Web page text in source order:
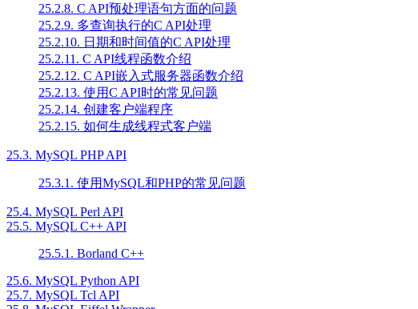
25.2.8. C API预处理语句方面的问题
25.2.9. 多查询执行的C API处理
25.2.10. 日期和时间值的C API处理
25.2.11. C API线程函数介绍
25.2.12. C API嵌入式服务器函数介绍
25.2.13. 使用C API时的常见问题
25.2.14. 创建客户端程序
25.2.15. 如何生成线程式客户端
25.3. MySQL PHP API
25.3.1. 使用MySQL和PHP的常见问题
25.4. MySQL Perl API
25.5. MySQL C++ API
25.5.1. Borland C++
25.6. MySQL Python API
25.7. MySQL Tcl API